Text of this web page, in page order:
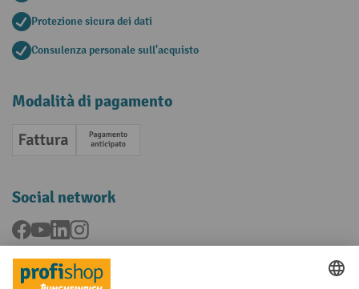
Protezione sicura dei dati
Consulenza personale sull'acquisto
Modalità di pagamento
Fattura Pagamento anticipato
Social network
Facebook
YouTubeLinkedInInstagram